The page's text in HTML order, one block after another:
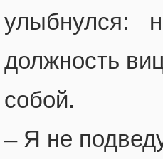
улыбнулся:
должность
собой.
– Я не